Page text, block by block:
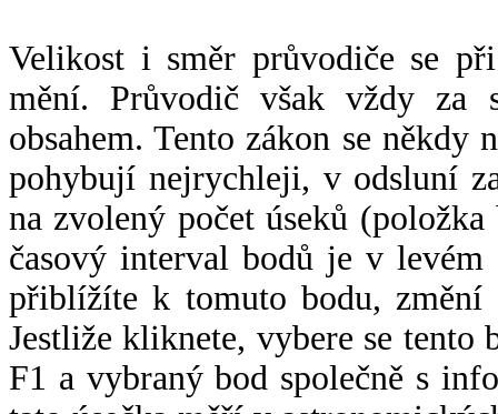
Velikost i směr průvodiče se
mění. Průvodič však vždy za
obsahem. Tento zákon se někdy
pohybují nejrychleji, v odsluní
na zvolený počet úseků
časový interval bodů je v
přiblížíte k tomuto bodu,
Jestliže kliknete, vybere se tento
F1 a vybraný bod společně s